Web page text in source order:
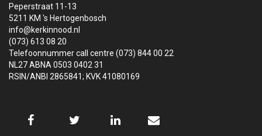
Peperstraat 11-13
5211 KM 's Hertogenbosch
info@kerkinnood.nl
(073) 613 08 20
Telefoonnummer call centre (073) 844 00 22
NL27 ABNA 0503 0402 31
RSIN/ANBI 2865841; KVK 41080169